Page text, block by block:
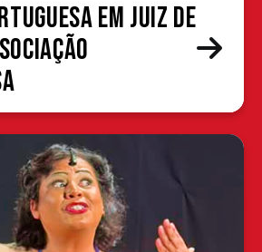
em Juiz de